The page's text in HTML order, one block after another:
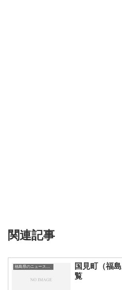
関連記事
福島県のニュース一覧
国見町（福
覧